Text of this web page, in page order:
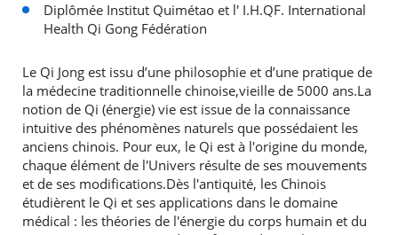
Diplômée Institut Quimétao et l' I.H.QF. International
Health Qi Gong Fédération
Le Qi Jong est issu d’une philosophie et d’une pratique de
la médecine traditionnelle chinoise,vieille de 5000 ans.La
notion de Qi (énergie) vie est issue de la connaissance
intuitive des phénomènes naturels que possédaient les
anciens chinois. Pour eux, le Qi est à l'origine du monde,
chaque élément de l'Univers résulte de ses mouvements
et de ses modifications.Dès l'antiquité, les Chinois
étudièrent le Qi et ses applications dans le domaine
médical : les théories de l'énergie du corps humain et du